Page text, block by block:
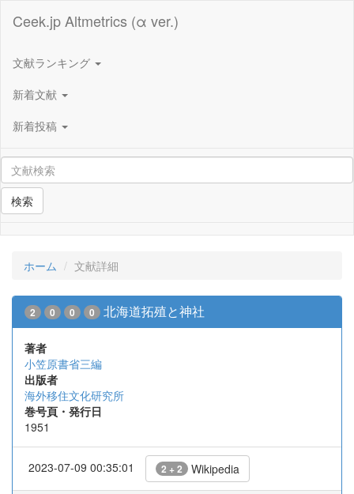
Ceek.jp Altmetrics (α ver.)
文献ランキング
新着文献
新着投稿
検索
ホーム 文献詳細
2 0 0 0 北海道拓殖と神社
著者
小笠原書省三編
出版者
海外移住文化研究所
巻号頁・発行日
1951
2023-07-09 00:35:01 2 + 2 Wikipedia